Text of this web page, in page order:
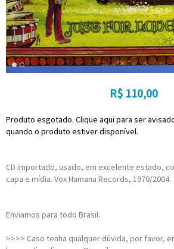
R$ 110,00
Produto esgotado. Clique aqui para ser
quando o produto estiver disponível.
CD importado, usado, em excelente estado,
capa e mídia. Vox Humana Records, 1970/2004.
Enviamos para todo Brasil.
>>>> Caso tenha qualquer dúvida, por favor,